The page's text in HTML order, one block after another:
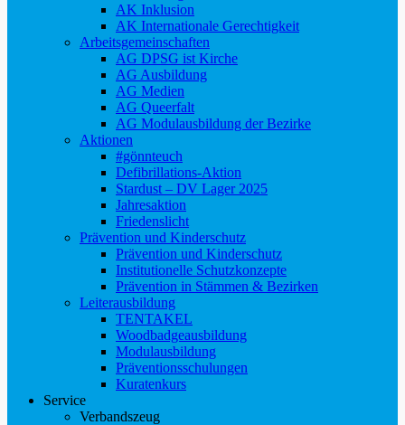
AK Inklusion
AK Internationale Gerechtigkeit
Arbeitsgemeinschaften
AG DPSG ist Kirche
AG Ausbildung
AG Medien
AG Queerfalt
AG Modulausbildung der Bezirke
Aktionen
#gönnteuch
Defibrillations-Aktion
Stardust – DV Lager 2025
Jahresaktion
Friedenslicht
Prävention und Kinderschutz
Prävention und Kinderschutz
Institutionelle Schutzkonzepte
Prävention in Stämmen & Bezirken
Leiterausbildung
TENTAKEL
Woodbadgeausbildung
Modulausbildung
Präventionsschulungen
Kuratenkurs
Service
Verbandszeug